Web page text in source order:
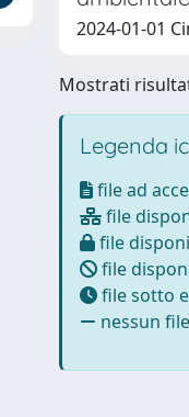
2024-01-01
Mostrati
Legenda
file ad
file
file
file
file sotto
nessun